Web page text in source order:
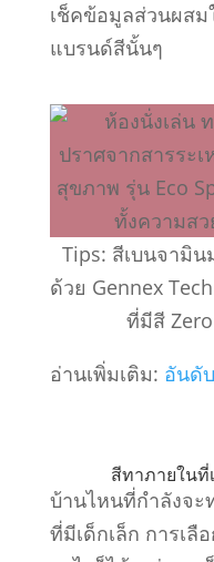
เช็คข้อมูลส่วนผสม
แบรนด์สีนั้นๆ
Tips: สีเบนจามิ
ด้วย Gennex
ที่มีสี
อ่านเพิ่มเติม: อันดั
สีทาภายใน
บ้านไหนที่กำลังจะ
ที่มีเด็กเล็ก การเลื